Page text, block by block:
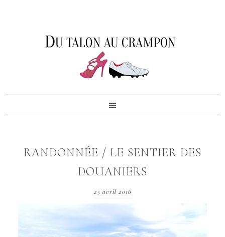
RANDONNÉE / LE SENTIER DES
DOUANIERS
25 avril 2016